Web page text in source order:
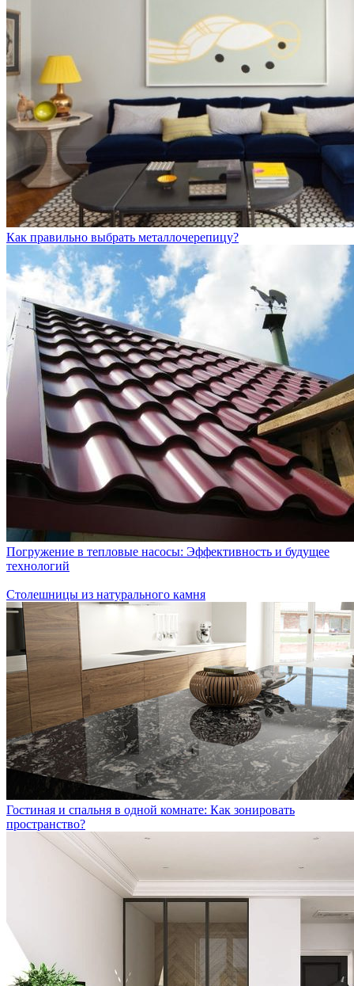
Как правильно выбрать металлочерепицу?
Погружение в тепловые насосы: Эффективность и будущее
технологий
Столешницы из натурального камня
Гостиная и спальня в одной комнате: Как зонировать
пространство?